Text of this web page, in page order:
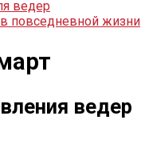
ведер
повседневной жизни
ведер